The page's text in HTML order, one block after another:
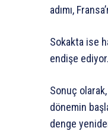
adımı,
Sokakta ise
endişe
Sonuç
dönemin
denge